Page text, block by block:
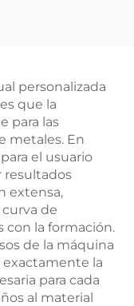
personalizada
que la
para las
metales. En
el usuario
resultados
extensa,
de
con la formación.
de la máquina
exactamente la
para cada
al material